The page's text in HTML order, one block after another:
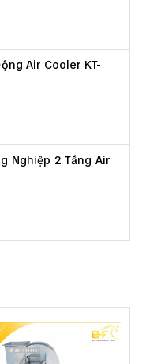
Air Cooler KT-
Nghiệp 2 Tầng Air